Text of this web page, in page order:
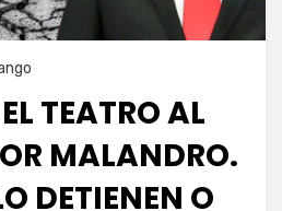
TEATRO AL
MALANDRO.
DETIENEN O